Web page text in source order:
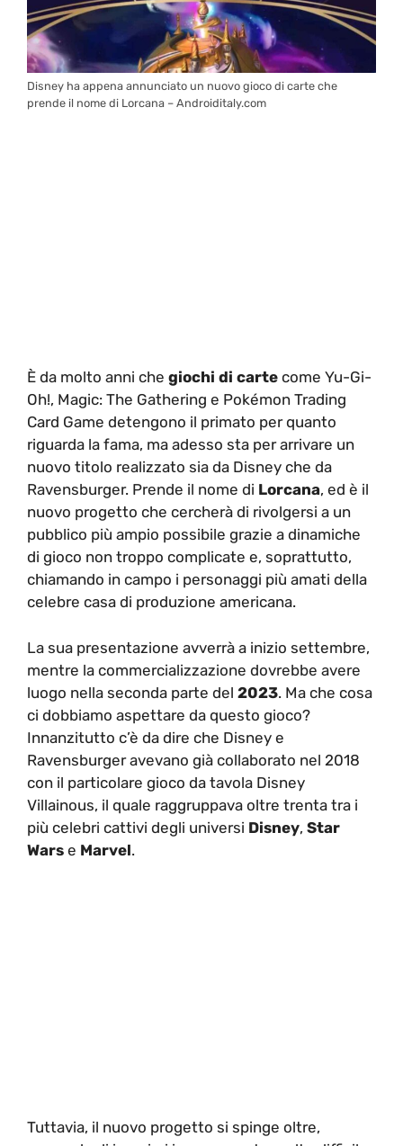
Disney ha appena annunciato un nuovo gioco di carte che
prende il nome di Lorcana – Androiditaly.com
È da molto anni che giochi di carte come Yu-Gi-
Oh!, Magic: The Gathering e Pokémon Trading
Card Game detengono il primato per quanto
riguarda la fama, ma adesso sta per arrivare un
nuovo titolo realizzato sia da Disney che da
Ravensburger. Prende il nome di Lorcana, ed è il
nuovo progetto che cercherà di rivolgersi a un
pubblico più ampio possibile grazie a dinamiche
di gioco non troppo complicate e, soprattutto,
chiamando in campo i personaggi più amati della
celebre casa di produzione americana.
La sua presentazione avverrà a inizio settembre,
mentre la commercializzazione dovrebbe avere
luogo nella seconda parte del 2023. Ma che cosa
ci dobbiamo aspettare da questo gioco?
Innanzitutto c’è da dire che Disney e
Ravensburger avevano già collaborato nel 2018
con il particolare gioco da tavola Disney
Villainous, il quale raggruppava oltre trenta tra i
più celebri cattivi degli universi Disney, Star
Wars e Marvel.
Tuttavia, il nuovo progetto si spinge oltre,